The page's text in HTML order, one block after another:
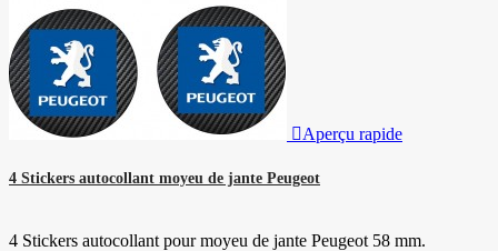
Aperçu rapide
4 Stickers autocollant moyeu de jante Peugeot
4 Stickers autocollant pour moyeu de jante Peugeot 58 mm.